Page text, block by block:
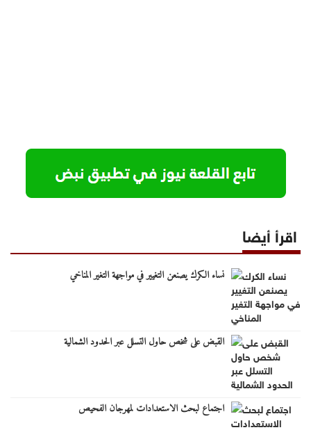
اقرأ أيضا
نساء الكرك يصنعن التغيير في مواجهة التغير المناخي
القبض على شخص حاول التسلل عبر الحدود الشمالية
اجتماع لبحث الاستعدادات لمهرجان الفحيص